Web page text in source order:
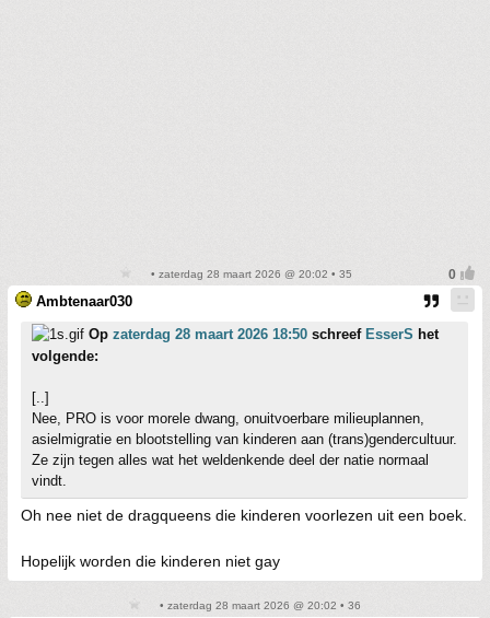
• zaterdag 28 maart 2026 @ 20:02 • 35
Ambtenaar030
Op zaterdag 28 maart 2026 18:50 schreef EsserS het
volgende:
[..]
Nee, PRO is voor morele dwang, onuitvoerbare milieuplannen,
asielmigratie en blootstelling van kinderen aan (trans)gendercultuur.
Ze zijn tegen alles wat het weldenkende deel der natie normaal
vindt.
Oh nee niet de dragqueens die kinderen voorlezen uit een boek.
Hopelijk worden die kinderen niet gay
• zaterdag 28 maart 2026 @ 20:02 • 36